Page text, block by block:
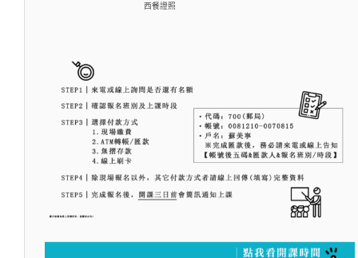
西餐證照